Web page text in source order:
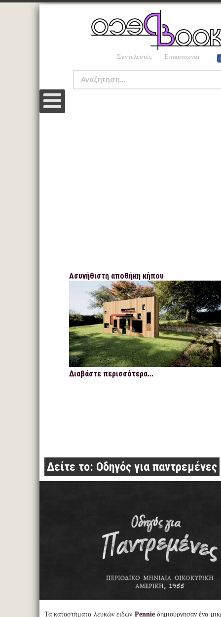
Συντελεστές Επικοινωνία
Ασυνήθιστη αποθήκη κήπου
Διαβάστε περισσότερα...
Δείτε το: Οδηγός για παντρεμένες
Τα καταστήματα λευκών ειδών Pennieδημιούργησαν ένα